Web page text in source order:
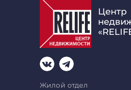
Центр
Жилой отдел